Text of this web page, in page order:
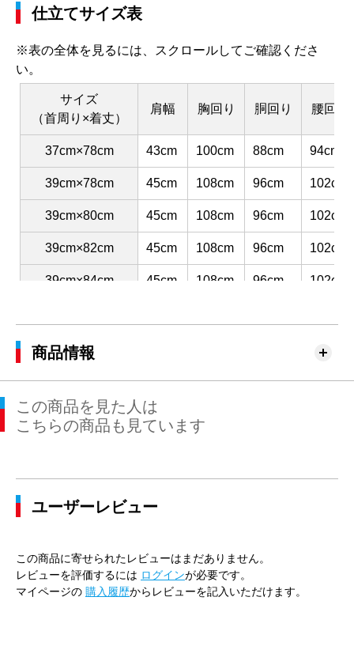
仕立てサイズ表
※表の全体を見るには、スクロールしてご確認くださ
い。
サイズ
（首周り×着丈）
肩幅 胸回り 胴回り 腰回り
37cm×78cm 43cm 100cm 88cm 94cm
39cm×78cm 45cm 108cm 96cm 102cm
39cm×80cm 45cm 108cm 96cm 102cm
39cm×82cm 45cm 108cm 96cm 102cm
39cm×84cm 45cm 108cm 96cm 102cm
41cm×82cm
41cm×84cm 47cm 116cm 104cm 110cm
41cm×86cm 47cm
43cm×86cm 49cm
45cm×86cm 51cm 128cm
商品情報
この商品を見た人は
こちらの商品も見ています
ユーザーレビュー
この商品に寄せられたレビューはまだありません。
レビューを評価するには ログインが必要です。
マイページの 購入履歴からレビューを記入いただけます。